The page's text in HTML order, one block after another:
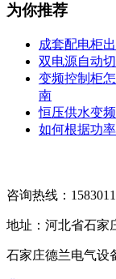
为你推荐
成套配电柜
双电源自动
变频控制柜
南
恒压供水变
如何根据功
咨询热线：
地址：河北省石家
石家庄德兰电气设